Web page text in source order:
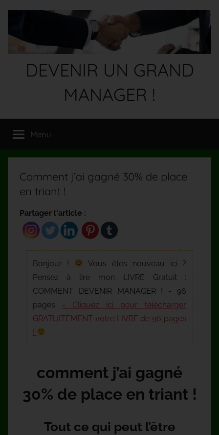
contenu
DEVENIR UN GRAND
MANAGER !
GRAND
!
Menu
Comment j’ai gagné 30% de place
en triant !
Partager l'article :
Bonjour !
Vous êtes nouveau ici ?
Pensez à lire mon LIVRE Gratuit :
COMMENT DEVENIR MANAGER ! - 96
pages - Cliquez ici pour télécharger
GRATUITEMENT votre LIVRE de 96 pages
!
comment j’ai gagné
30% de place en triant !
Tout ce qui peut l’être